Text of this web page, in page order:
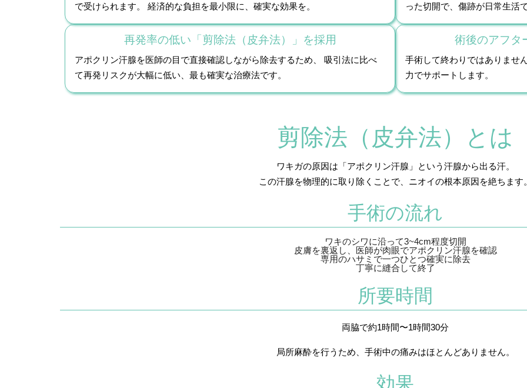
で受けられます。 経済的な負担を最小限に、確実な効果を。
った切開で、傷跡が日常生活
再発率の低い「剪除法（皮弁法）」を採用
アポクリン汗腺を医師の目で直接確認しながら除去するため、 吸引法に比べ
て再発リスクが大幅に低い、最も確実な治療法です。
術後のアフタ
手術して終わりではありませ
力でサポートします。
剪除法（皮弁法）とは
ワキガの原因は「アポクリン汗腺」という汗腺から出る汗。
この汗腺を物理的に取り除くことで、ニオイの根本原因を絶ちます
手術の流れ
ワキのシワに沿って3~4cm程度切開
皮膚を裏返し、医師が肉眼でアポクリン汗腺を確認
専用のハサミで一つひとつ確実に除去
丁寧に縫合して終了
所要時間
両脇で約1時間〜1時間30分
局所麻酔を行うため、手術中の痛みはほとんどありません。
効果